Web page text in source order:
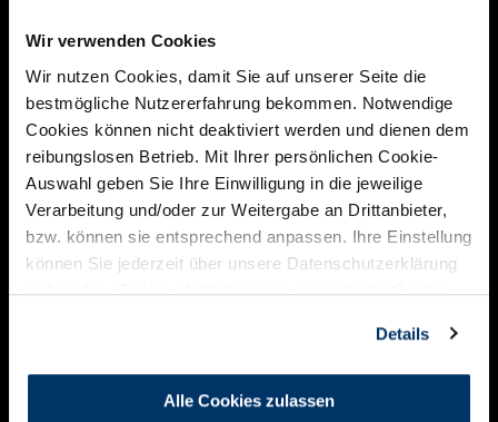
Wir verwenden Cookies
Wir nutzen Cookies, damit Sie auf unserer Seite die
bestmögliche Nutzererfahrung bekommen. Notwendige
Cookies können nicht deaktiviert werden und dienen dem
reibungslosen Betrieb. Mit Ihrer persönlichen Cookie-
Auswahl geben Sie Ihre Einwilligung in die jeweilige
Verarbeitung und/oder zur Weitergabe an Drittanbieter,
bzw. können sie entsprechend anpassen. Ihre Einstellung
können Sie jederzeit über unsere Datenschutzerklärung
widerrufen. Zudem steht Ihnen ein gesonderter Cookie-
Details
Alle Cookies zulassen
Markenentwicklung und -strategien. Aber ob Konzern, kleines
oder mittelständisches Unternehmen – die Themen Marke und
Markenführung sind wichtige Wettbewerbsfaktoren und nicht
zu unterschätzen.
Nutzen Sie unsere kostenfreie Erstberatung zum Thema
Marke und Markenstrategie:
Mehr erfahren
Ansprechpartner
Ulrike Wernig-Pohlenz